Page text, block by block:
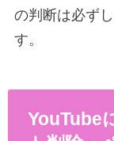
の判断は必ず
す。
YouTube